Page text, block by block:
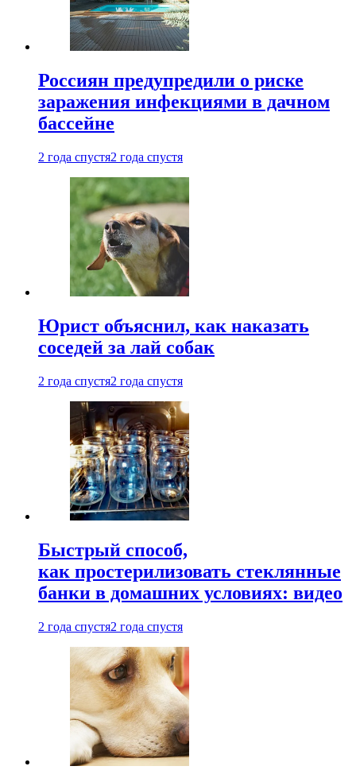
Россиян предупредили о риске
заражения инфекциями в дачном
бассейне
2 года спустя2 года спустя
Юрист объяснил, как наказать
соседей за лай собак
2 года спустя2 года спустя
Быстрый способ,
как простерилизовать стеклянные
банки в домашних условиях: видео
2 года спустя2 года спустя